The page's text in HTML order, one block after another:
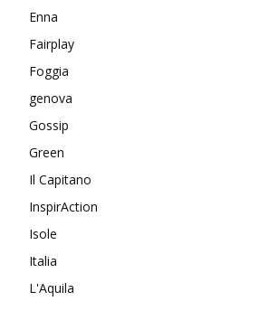
Enna
Fairplay
Foggia
genova
Gossip
Green
Il Capitano
InspirAction
Isole
Italia
L'Aquila